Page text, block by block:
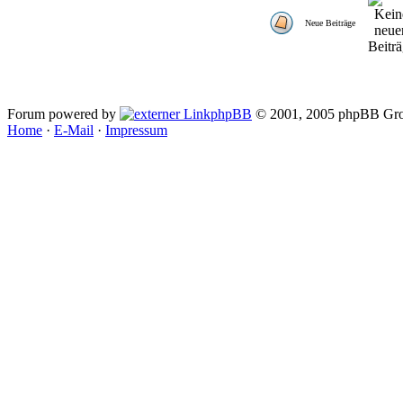
Neue Beiträge
Forum powered by phpBB © 2001, 2005 phpBB
Home · E-Mail · Impressum